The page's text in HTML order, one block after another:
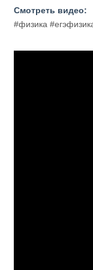
Смотреть видео:
#физика